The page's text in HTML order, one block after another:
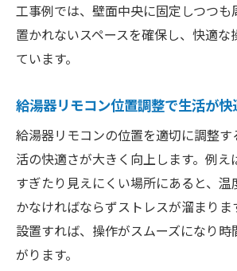
工事例では、壁面中央に固定しつつも
置かれないスペースを確保し、快適な
ています。
給湯器リモコン位置調整で生活が快
給湯器リモコンの位置を適切に調整
活の快適さが大きく向上します。例え
すぎたり見えにくい場所にあると、温
かなければならずストレスが溜まりま
設置すれば、操作がスムーズになり時
がります。